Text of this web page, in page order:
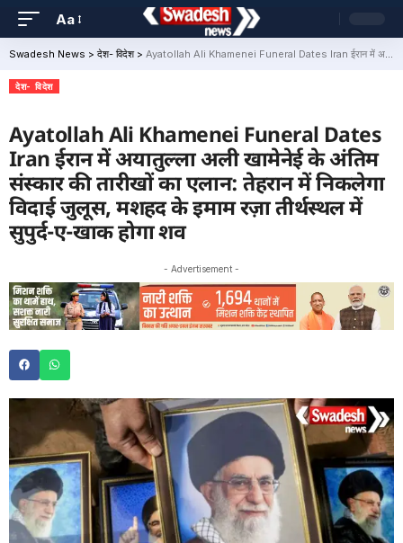
Aa
Swadesh News > देश- विदेश> Ayatollah Ali Khamenei Funeral Dates Iran ईरान में अयातुल्ला अली खामेनेई के अंतिम संस्कार की तारीखों का एलान: तेहरान में निकलेगा विदाई जुलूस, मशहद के इमाम रज़ा तीर्थस्थल में सुपुर्द-ए-खाक होगा शव
देश- विदेश
Ayatollah Ali Khamenei Funeral Dates
Iran ईरान में अयातुल्ला अली खामेनेई के अंतिम
संस्कार की तारीखों का एलान: तेहरान में निकलेगा
विदाई जुलूस, मशहद के इमाम रज़ा तीर्थस्थल में
सुपुर्द-ए-खाक होगा शव
- Advertisement -